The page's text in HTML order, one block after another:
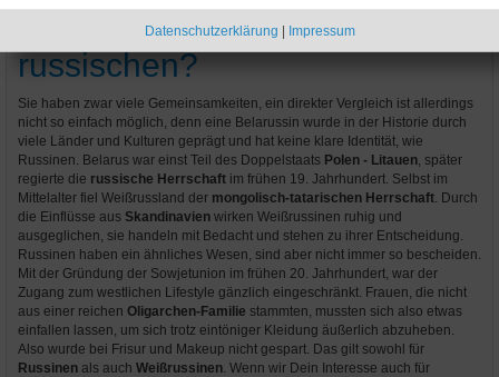
weißrussische Frauen von
russischen?
Sie haben zwar viele Gemeinsamkeiten, ein direkter Vergleich ist allerdings
nicht so einfach möglich, denn eine Belarussin wurde in der Historie durch
viele Länder und Kulturen geprägt und hat keine klare Identität, wie
Russinen. Belarus war einst Teil des Doppelstaats Polen - Litauen, später
regierte die russische Herrschaft im frühen 19. Jahrhundert. Selbst im
Mittelalter fiel Weißrussland der mongolisch-tatarischen Herrschaft. Durch
die Einflüsse aus Skandinavien wirken Weißrussinen ruhig und
ausgeglichen, sie handeln mit Bedacht und stehen zu ihrer Entscheidung.
Russinen haben ein ähnliches Wesen, sind aber nicht immer so bescheiden.
Mit der Gründung der Sowjetunion im frühen 20. Jahrhundert, war der
Zugang zum westlichen Lifestyle gänzlich eingeschränkt. Frauen, die nicht
aus einer reichen Oligarchen-Familie stammten, mussten sich also etwas
einfallen lassen, um sich trotz eintöniger Kleidung äußerlich abzuheben.
Also wurde bei Frisur und Makeup nicht gespart. Das gilt sowohl für
Russinen als auch Weißrussinen. Wenn wir Dein Interesse auch für
Datenschutzerklärung | Impressum